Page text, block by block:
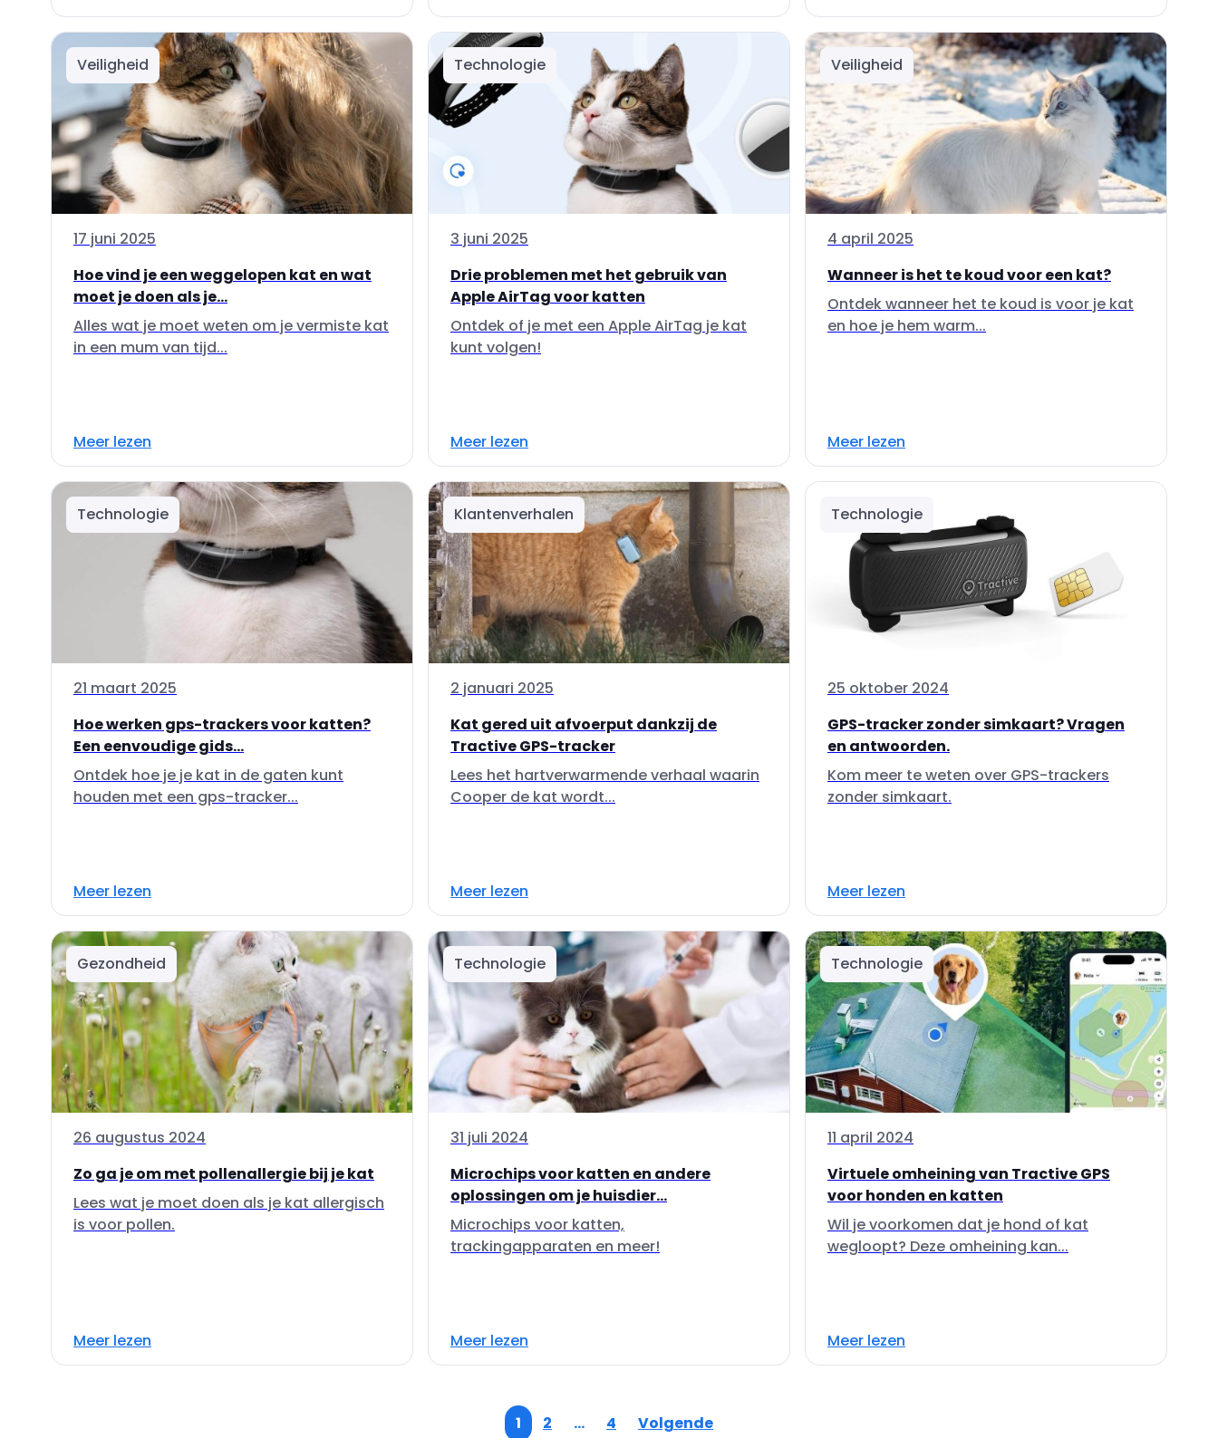
Veiligheid
17 juni 2025
Hoe vind je een weggelopen kat en wat
moet je doen als je...
Alles wat je moet weten om je vermiste kat
in een mum van tijd...
Meer lezen
Technologie
3 juni 2025
Drie problemen met het gebruik van
Apple AirTag voor katten
Ontdek of je met een Apple AirTag je kat
kunt volgen!
Meer lezen
Veiligheid
4 april 2025
Wanneer is het te koud voor een kat?
Ontdek wanneer het te koud is voor je kat
en hoe je hem warm...
Meer lezen
Technologie
21 maart 2025
Hoe werken gps-trackers voor katten?
Een eenvoudige gids...
Ontdek hoe je je kat in de gaten kunt
houden met een gps-tracker...
Meer lezen
Klantenverhalen
2 januari 2025
Kat gered uit afvoerput dankzij de
Tractive GPS-tracker
Lees het hartverwarmende verhaal waarin
Cooper de kat wordt...
Meer lezen
Technologie
25 oktober 2024
GPS-tracker zonder simkaart? Vragen
en antwoorden.
Kom meer te weten over GPS-trackers
zonder simkaart.
Meer lezen
Gezondheid
26 augustus 2024
Zo ga je om met pollenallergie bij je kat
Lees wat je moet doen als je kat allergisch
is voor pollen.
Meer lezen
Technologie
31 juli 2024
Microchips voor katten en andere
oplossingen om je huisdier...
Microchips voor katten,
trackingapparaten en meer!
Meer lezen
Technologie
11 april 2024
Virtuele omheining van Tractive GPS
voor honden en katten
Wil je voorkomen dat je hond of kat
wegloopt? Deze omheining kan...
Meer lezen
1 2 … 4 Volgende